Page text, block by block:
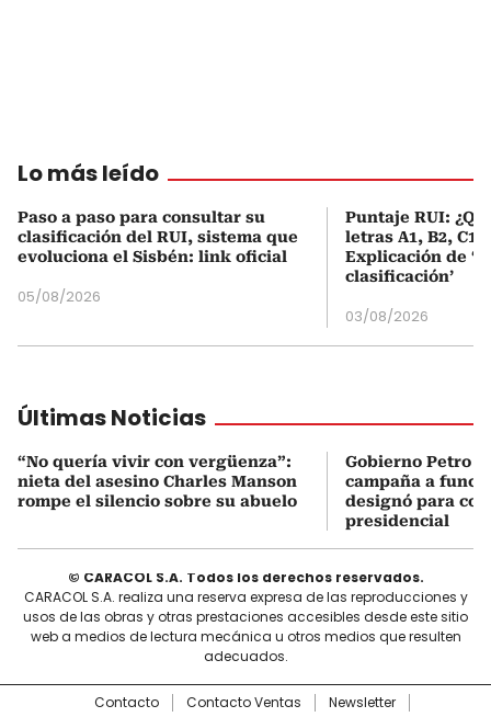
Lo más leído
Paso a paso para consultar su
clasificación del RUI, sistema que
evoluciona el Sisbén: link oficial
05/08/2026
Puntaje RUI:
letras A1, B2, C1
Explicación de
clasificación’
03/08/2026
Últimas Noticias
“No quería vivir con vergüenza”:
nieta del asesino Charles Manson
rompe el silencio sobre su abuelo
Gobierno Petro
campaña a
designó para
presidencial
© CARACOL S.A. Todos los derechos reservados.
CARACOL S.A. realiza una reserva expresa de las reproducciones y
usos de las obras y otras prestaciones accesibles desde este sitio
web a medios de lectura mecánica u otros medios que resulten
adecuados.
Contacto Contacto Ventas Newsletter